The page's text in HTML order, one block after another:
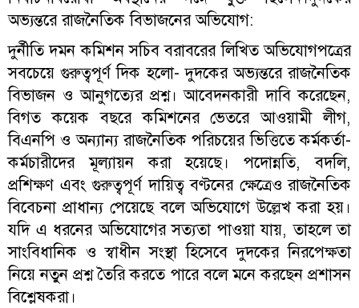
অভ্যন্তরে রাজনৈতিক বিভাজনের অভিযোগ:
দুর্নীতি দমন কমিশন সচিব বরাবরের লিখিত অভিযোগপত্রের
সবচেয়ে গুরুত্বপূর্ণ দিক হলো- দুদকের অভ্যন্তরে রাজনৈতিক
বিভাজন ও আনুগত্যের প্রশ্ন। আবেদনকারী দাবি করেছেন,
বিগত কয়েক বছরে কমিশনের ভেতরে আওয়ামী লীগ,
বিএনপি ও অন্যান্য রাজনৈতিক পরিচয়ের ভিত্তিতে কর্মকর্তা-
কর্মচারীদের মূল্যায়ন করা হয়েছে। পদোন্নতি, বদলি,
প্রশিক্ষণ এবং গুরুত্বপূর্ণ দায়িত্ব বণ্টনের ক্ষেত্রেও রাজনৈতিক
বিবেচনা প্রাধান্য পেয়েছে বলে অভিযোগে উল্লেখ করা হয়।
যদি এ ধরনের অভিযোগের সত্যতা পাওয়া যায়, তাহলে তা
সাংবিধানিক ও স্বাধীন সংস্থা হিসেবে দুদকের নিরপেক্ষতা
নিয়ে নতুন প্রশ্ন তৈরি করতে পারে বলে মনে করছেন প্রশাসন
বিশ্লেষকরা।